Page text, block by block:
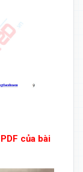
của bài